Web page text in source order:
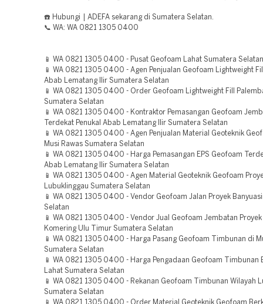
☎️ Hubungi | ADEFA sekarang di Sumatera Selatan.
📞 WA: WA 0821 1305 0400
📱 WA 0821 1305 0400 - Pusat Geofoam Lahat Sumatera Selatan
📱 WA 0821 1305 0400 - Agen Penjualan Geofoam Lightweight
Abab Lematang Ilir Sumatera Selatan
📱 WA 0821 1305 0400 - Order Geofoam Lightweight Fill
Sumatera Selatan
📱 WA 0821 1305 0400 - Kontraktor Pemasangan Geofoam
Terdekat Penukal Abab Lematang Ilir Sumatera Selatan
📱 WA 0821 1305 0400 - Agen Penjualan Material Geoteknik
Musi Rawas Sumatera Selatan
📱 WA 0821 1305 0400 - Harga Pemasangan EPS Geofoam
Abab Lematang Ilir Sumatera Selatan
📱 WA 0821 1305 0400 - Agen Material Geoteknik Geofoam
Lubuklinggau Sumatera Selatan
📱 WA 0821 1305 0400 - Vendor Geofoam Jalan Proyek
Selatan
📱 WA 0821 1305 0400 - Vendor Jual Geofoam Jembatan Proyek
Komering Ulu Timur Sumatera Selatan
📱 WA 0821 1305 0400 - Harga Pasang Geofoam Timbunan di
Sumatera Selatan
📱 WA 0821 1305 0400 - Harga Pengadaan Geofoam Timbunan
Lahat Sumatera Selatan
📱 WA 0821 1305 0400 - Rekanan Geofoam Timbunan Wilayah
Sumatera Selatan
📱 WA 0821 1305 0400 - Order Material Geoteknik Geofoam